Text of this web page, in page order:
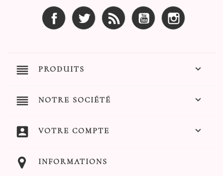
Facebook Twitter Rss YouTube
reorder PRODUITS 
reorder NOTRE SOCIÉTÉ 
account_box VOTRE COMPTE 
INFORMATIONS